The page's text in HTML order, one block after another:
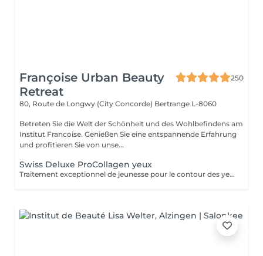
Françoise Urban Beauty
Retreat
250
80, Route de Longwy (City Concorde) Bertrange L-8060
Betreten Sie die Welt der Schönheit und des Wohlbefindens am
Institut Francoise. Genießen Sie eine entspannende Erfahrung
und profitieren Sie von unse...
Swiss Deluxe ProCollagen yeux
Traitement exceptionnel de jeunesse pour le contour des yeux, repulpant intense ,anti poches anti rides , effet immédiat